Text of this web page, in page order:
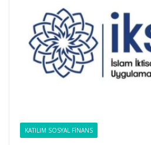
KATILIM SOSYAL FINANS